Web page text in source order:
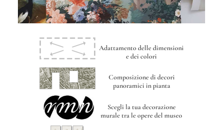
Adattamento delle dimensioni
e dei colori
Composizione di decori
panoramici in pianta
Scegli la tua decorazione
murale tra le opere del museo